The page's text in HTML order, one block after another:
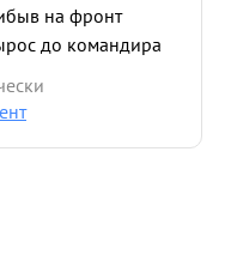
на фронт
до командира
с ноября
вылетов на
в